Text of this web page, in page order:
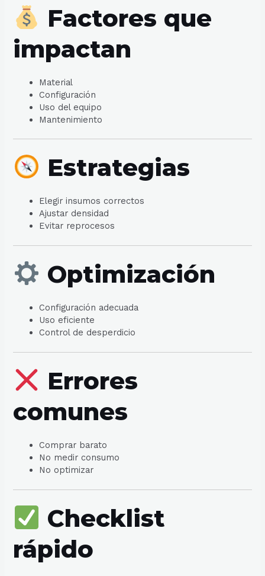
Factores que
impactan
Material
Configuración
Uso del equipo
Mantenimiento
Estrategias
Elegir insumos correctos
Ajustar densidad
Evitar reprocesos
Optimización
Configuración adecuada
Uso eficiente
Control de desperdicio
Errores
comunes
Comprar barato
No medir consumo
No optimizar
Checklist
rápido